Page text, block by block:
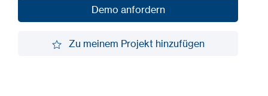
Demo anfordern
Zu meinem Projekt hinzufügen